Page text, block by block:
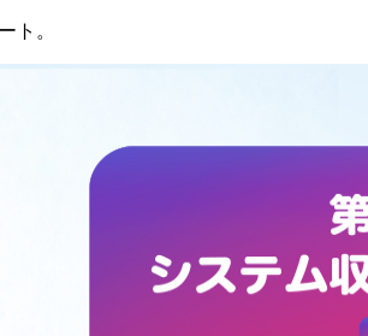
ト。